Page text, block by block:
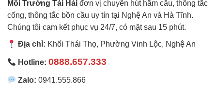
Môi Trường Tài Hải đơn vị chuyên hút hầm cầu, thông tắc
cống, thông tắc bồn cầu uy tín tại Nghệ An và Hà Tĩnh.
Chúng tôi cam kết phục vụ 24/7, có mặt sau 15 phút.
Địa chỉ: Khối Thái Thọ, Phường Vinh Lộc, Nghệ An
Hotline: 0888.657.333
Zalo: 0941.555.866